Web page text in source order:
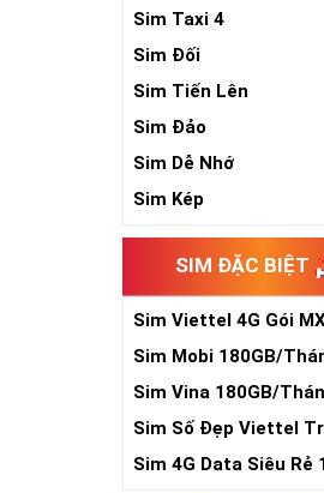
Sim Taxi 4
Sim Đối
Sim Tiến Lên
Sim Đảo
Sim Dễ Nhớ
Sim Kép
SIM ĐẶC BIỆT
Sim Viettel 4G Gói
Siêu Rẻ
Sim Mobi 180GB/
TK159
Sim Vina 180GB/
Sim Số Đẹp Viettel
Sim 4G Data Siêu Rẻ